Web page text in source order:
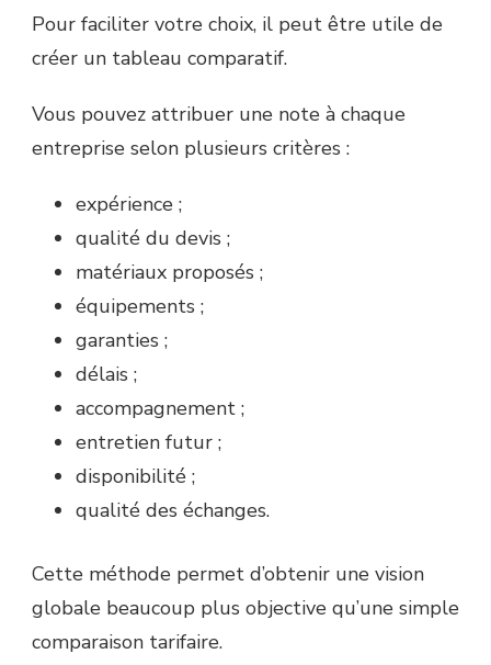
Pour faciliter votre choix, il peut être utile de
créer un tableau comparatif.
Vous pouvez attribuer une note à chaque
entreprise selon plusieurs critères :
expérience ;
qualité du devis ;
matériaux proposés ;
équipements ;
garanties ;
délais ;
accompagnement ;
entretien futur ;
disponibilité ;
qualité des échanges.
Cette méthode permet d’obtenir une vision
globale beaucoup plus objective qu’une simple
comparaison tarifaire.